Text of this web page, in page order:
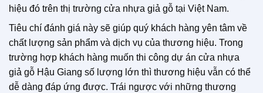
hiệu đó trên thị trường cửa nhựa giả gỗ tại Việt Nam.
Tiêu chí đánh giá này sẽ giúp quý khách hàng yên tâm về
chất lượng sản phẩm và dịch vụ của thương hiệu. Trong
trường hợp khách hàng muốn thi công dự án cửa nhựa
giả gỗ Hậu Giang số lượng lớn thì thương hiệu vẫn có thể
dễ dàng đáp ứng được. Trái ngược với những thương